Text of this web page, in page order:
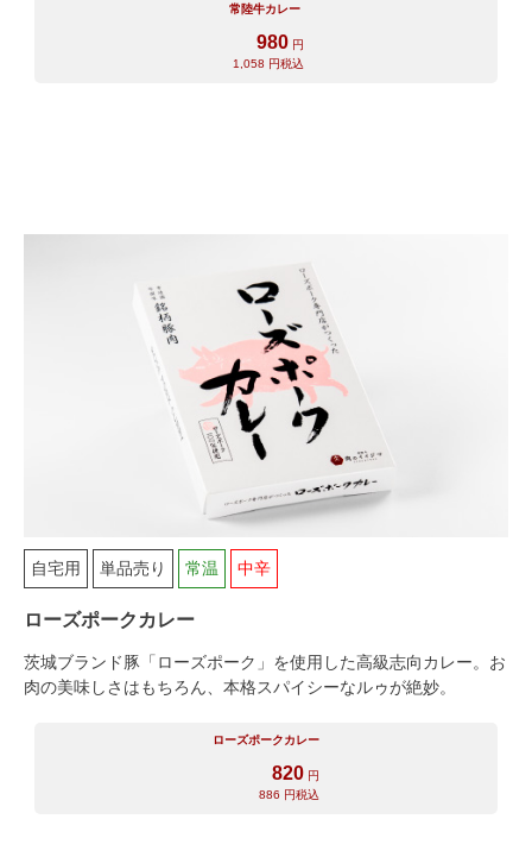
ご予算から選ぶ
牛肉部位一覧
レトルトカレー
シャルキュトリー
コーンスープ
目録ギフト
手造りタレ
プレミアムギフト
ギフトカテゴリー一覧
常陸牛カレー
980 円
1,058 円税込
自宅用 単品売り 常温 中辛
ローズポークカレー
茨城ブランド豚「ローズポーク」を使用した高級志向カレー。お
肉の美味しさはもちろん、本格スパイシーなルゥが絶妙。
ローズポークカレー
820 円
886 円税込